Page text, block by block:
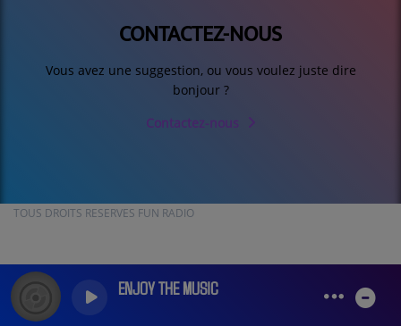
ENJOY THE MUSIC
CONTACTEZ-NOUS
Vous avez une suggestion, ou vous voulez juste dire
bonjour ?
Contactez-nous
TOUS DROITS RESERVES FUN RADIO